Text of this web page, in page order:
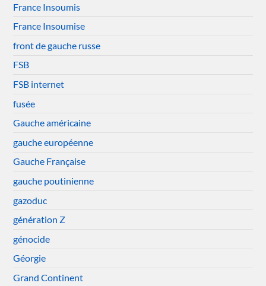
France Insoumis
France Insoumise
front de gauche russe
FSB
FSB internet
fusée
Gauche américaine
gauche européenne
Gauche Française
gauche poutinienne
gazoduc
génération Z
génocide
Géorgie
Grand Continent